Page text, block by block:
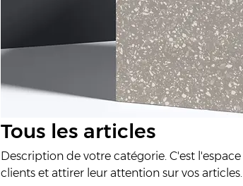
Tous les articles
Description de votre catégorie. C'est
clients et attirer leur attention sur vos articles.